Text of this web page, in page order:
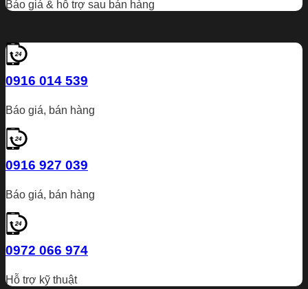
Báo giá & hỗ trợ sau bán hàng
0916 014 539
Báo giá, bán hàng
0916 927 039
Báo giá, bán hàng
0972 066 974
Hỗ trợ kỹ thuật